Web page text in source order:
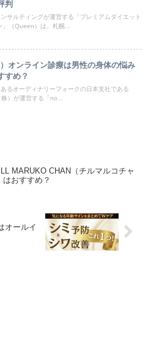
判
ンサルティングが運営する「プレミアムダイエット
」（Queen）は、札幌...
オンライン診療は男性の身体の悩み
すめ？
るオーディナリーフォークの日本支社である
）が運営する「no...
MARUKO CHAN（チルマルコチャ
はおすすめ？
オールイ